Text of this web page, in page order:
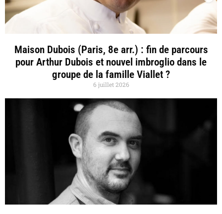
Maison Dubois (Paris, 8e arr.) : fin de parcours
pour Arthur Dubois et nouvel imbroglio dans le
groupe de la famille Viallet ?
6 juillet 2026